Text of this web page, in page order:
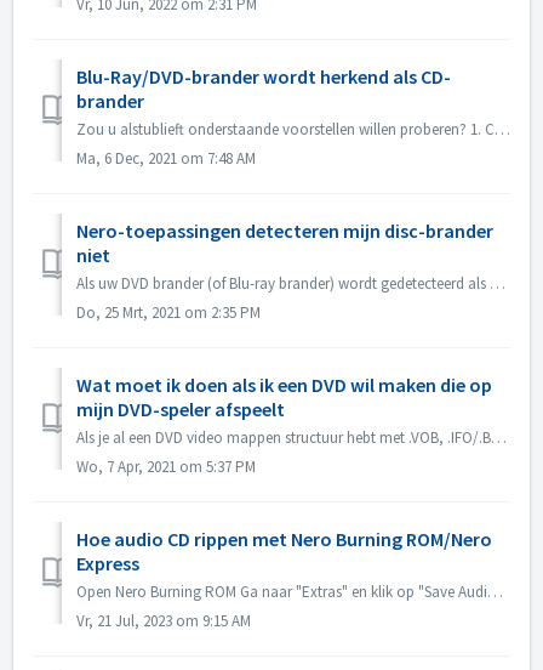
Vr, 10 Jun, 2022 om 2:31 PM
Blu-Ray/DVD-brander wordt herkend als CD-
brander
Zou u alstublieft onderstaande voorstellen willen proberen? 1. Controleer of er een nieuwe driver is voor uw brander en firmware. Gelieve te updaten als...
Ma, 6 Dec, 2021 om 7:48 AM
Nero-toepassingen detecteren mijn disc-brander
niet
Als uw DVD brander (of Blu-ray brander) wordt gedetecteerd als CD brander, raadpleeg dan dit artikel: https://nerosupport.freshdesk.com/en/support/solution...
Do, 25 Mrt, 2021 om 2:35 PM
Wat moet ik doen als ik een DVD wil maken die op
mijn DVD-speler afspeelt
Als je al een DVD video mappen structuur hebt met .VOB, .IFO/.BUP bestanden, dan kun je Nero BurningROM gebruiken om DVD te branden. 1. Nieuw een compilati...
Wo, 7 Apr, 2021 om 5:37 PM
Hoe audio CD rippen met Nero Burning ROM/Nero
Express
Open Nero Burning ROM Ga naar "Extras" en klik op "Save Audio Tracks". In het tabblad "source", selecteer tracks. Stel de ...
Vr, 21 Jul, 2023 om 9:15 AM